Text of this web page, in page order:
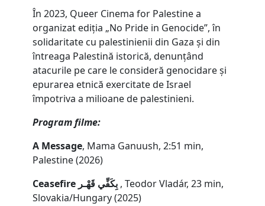
În 2023, Queer Cinema for Palestine a
organizat ediția „No Pride in Genocide”, în
solidaritate cu palestinienii din Gaza și din
întreaga Palestină istorică, denunțând
atacurile pe care le consideră genocidare și
epurarea etnică exercitate de Israel
împotriva a milioane de palestinieni.
Program filme:
A Message, Mama Ganuush, 2:51 min,
Palestine (2026)
, Teodor Vladár, 23 min,
Slovakia/Hungary (2025)